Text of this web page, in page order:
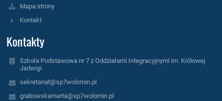
Mapa strony
Kontakt
Kontakty
Szkoła Podstawowa nr 7 z Oddziałami Integracyjnymi im. Królowej
Jadwigi
sekretariat@sp7wolomin.pl
grabowskamarta@sp7wolomin.pl